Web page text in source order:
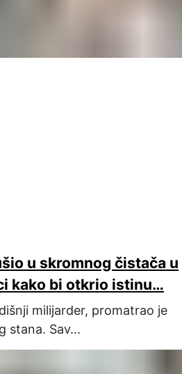
u skromnog čistača u
kako bi otkrio istinu…
milijarder, promatrao je
stana. Sav...